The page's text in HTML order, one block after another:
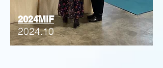
2024MIF
2024.10